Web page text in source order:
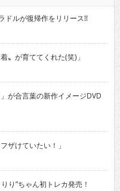
ドルが復帰作をリリース!!
〟が育ててくれた(笑)」
が合言葉の新作イメージDVD
ザけていたい！」
り”ちゃん初トレカ発売！